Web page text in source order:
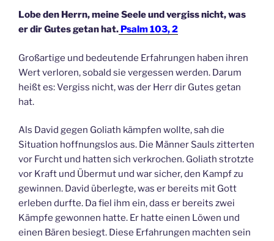
Lobe den Herrn, meine Seele und vergiss nicht, was
er dir Gutes getan hat. Psalm 103, 2
Großartige und bedeutende Erfahrungen haben ihren
Wert verloren, sobald sie vergessen werden. Darum
heißt es: Vergiss nicht, was der Herr dir Gutes getan
hat.
Als David gegen Goliath kämpfen wollte, sah die
Situation hoffnungslos aus. Die Männer Sauls zitterten
vor Furcht und hatten sich verkrochen. Goliath strotzte
vor Kraft und Übermut und war sicher, den Kampf zu
gewinnen. David überlegte, was er bereits mit Gott
erleben durfte. Da fiel ihm ein, dass er bereits zwei
Kämpfe gewonnen hatte. Er hatte einen Löwen und
einen Bären besiegt. Diese Erfahrungen machten sein